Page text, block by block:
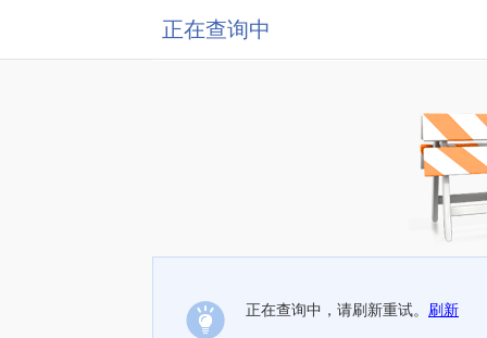
正在查询中
正在查询中，请刷新重试。 刷新